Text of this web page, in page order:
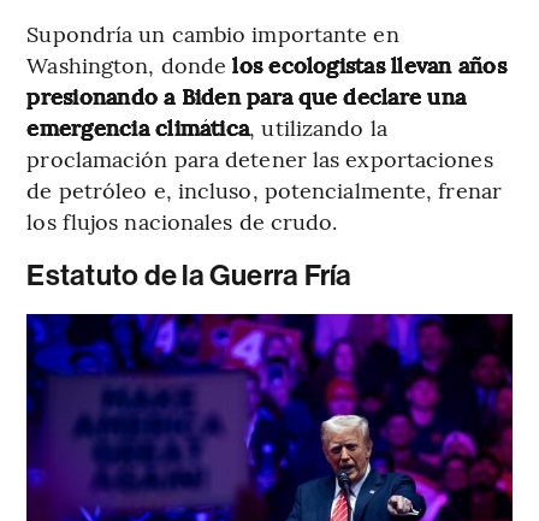
Supondría un cambio importante en
Washington, donde los ecologistas llevan años
presionando a Biden para que declare una
emergencia climática, utilizando la
proclamación para detener las exportaciones
de petróleo e, incluso, potencialmente, frenar
los flujos nacionales de crudo.
Estatuto de la Guerra Fría